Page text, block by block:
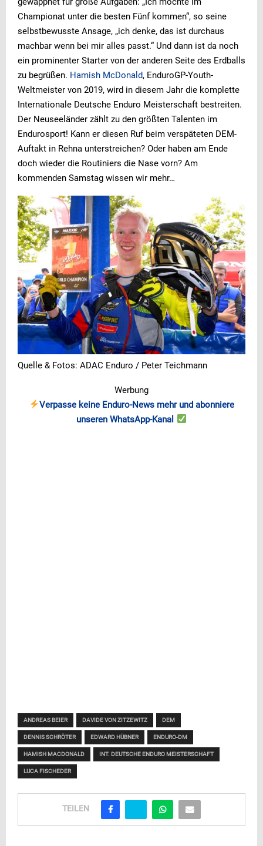
Championat unter die besten Fünf kommen“, so seine
selbstbewusste Ansage, „ich denke, das ist durchaus
machbar wenn bei mir alles passt.“ Und dann ist da noch
ein prominenter Starter von der anderen Seite des Erdballs
zu begrüßen. Hamish McDonald, EnduroGP-Youth-
Weltmeister von 2019, wird in diesem Jahr die komplette
Internationale Deutsche Enduro Meisterschaft bestreiten.
Der Neuseeländer zählt zu den größten Talenten im
Endurosport! Kann er diesen Ruf beim verspäteten DEM-
Auftakt in Rehna unterstreichen? Oder haben am Ende
doch wieder die Routiniers die Nase vorn? Am
kommenden Samstag wissen wir mehr…
Quelle & Fotos: ADAC Enduro / Peter Teichmann
Werbung
Verpasse keine Enduro-News mehr und abonniere
unseren WhatsApp-Kanal
ANDREAS BEIER DAVIDE VON ZITZEWITZ DEM
DENNIS SCHRÖTER EDWARD HÜBNER ENDURO-DM
HAMISH MACDONALD INT. DEUTSCHE ENDURO MEISTERSCHAFT
LUCA FISCHEDER
TEILEN